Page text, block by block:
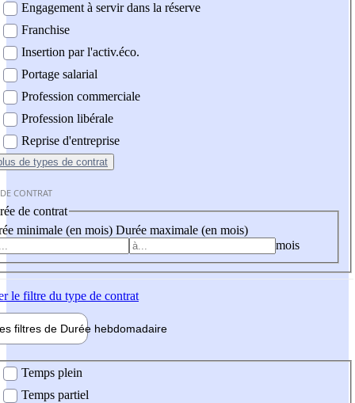
Engagement à servir dans la réserve
Franchise
Insertion par l'activ.éco.
Portage salarial
Profession commerciale
Profession libérale
Reprise d'entreprise
de types de contrat
CONTRAT
de contrat
minimale (en mois) Durée maximale (en mois)
mois
le filtre du type de contrat
filtres de Durée hebdomadaire
Temps plein
Temps partiel